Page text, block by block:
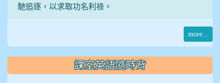
馳追逐，以求取功名利祿。
more...
課室英語隨時背